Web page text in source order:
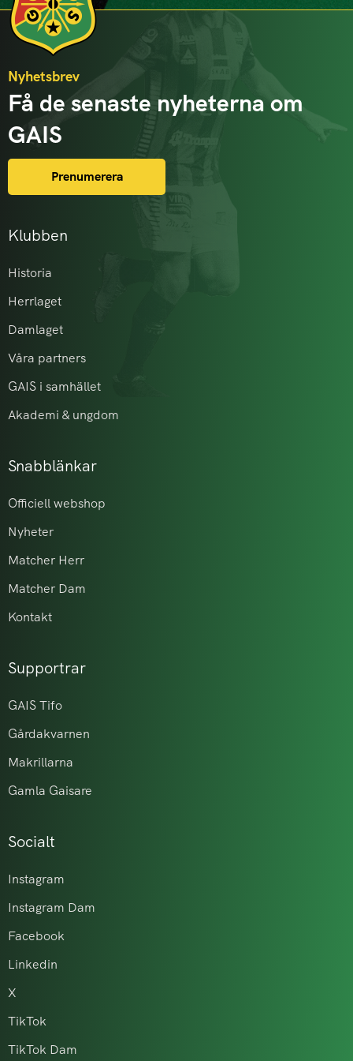
Klubben
Historia
Herrlaget
Damlaget
Våra partners
GAIS i samhället
Akademi & ungdom
Snabblänkar
Officiell webshop
Nyheter
Matcher Herr
Matcher Dam
Kontakt
Supportrar
GAIS Tifo
Gårdakvarnen
Makrillarna
Gamla Gaisare
Socialt
Instagram
Instagram Dam
Facebook
Linkedin
X
TikTok
TikTok Dam
Nyhetsbrev
Få de senaste nyheterna om
GAIS
Prenumerera